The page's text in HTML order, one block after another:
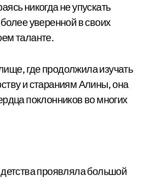
никогда не упускать
уверенной в своих
таланте.
где продолжила изучать
и стараниям Алины, она
поклонников во многих
проявляла большой